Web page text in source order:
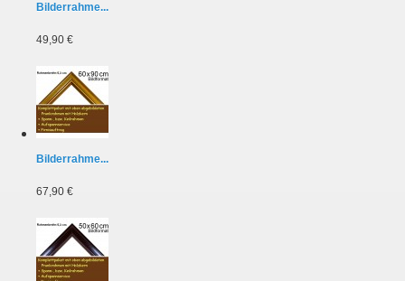
Bilderrahme...
49,90 €
Bilderrahme...
67,90 €